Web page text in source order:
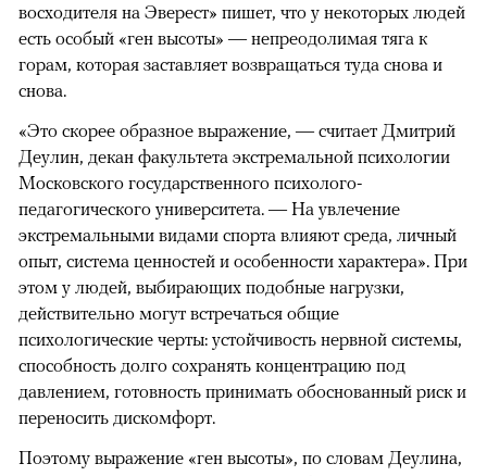
восходителя на Эверест» пишет, что у некоторых людей
есть особый «ген высоты» — непреодолимая тяга к
горам, которая заставляет возвращаться туда снова и
снова.
«Это скорее образное выражение, — считает Дмитрий
Деулин, декан факультета экстремальной психологии
Московского государственного психолого-
педагогического университета. — На увлечение
экстремальными видами спорта влияют среда, личный
опыт, система ценностей и особенности характера». При
этом у людей, выбирающих подобные нагрузки,
действительно могут встречаться общие
психологические черты: устойчивость нервной системы,
способность долго сохранять концентрацию под
давлением, готовность принимать обоснованный риск и
переносить дискомфорт.
Поэтому выражение «ген высоты», по словам Деулина,